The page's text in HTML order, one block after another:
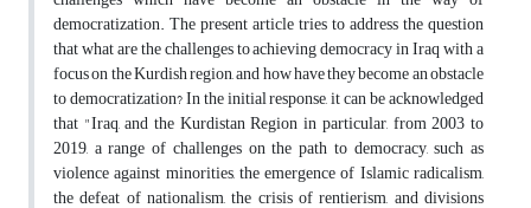
democratization. The present article tries to address the question
that what are the challenges to achieving democracy in Iraq with a
focus on the Kurdish region, and how have they become an obstacle
to democratization? In the initial response, it can be acknowledged
that "Iraq, and the Kurdistan Region in particular, from 2003 to
2019, a range of challenges on the path to democracy, such as
violence against minorities, the emergence of Islamic radicalism,
the defeat of nationalism, the crisis of rentierism, and divisions